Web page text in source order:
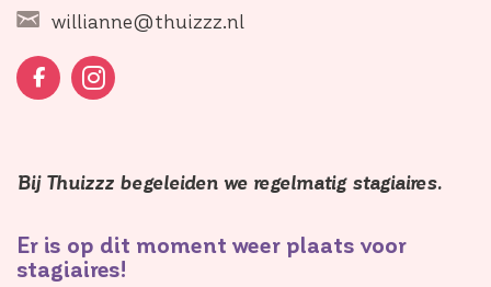
willianne@thuizzz.nl
Bij Thuizzz begeleiden we regelmatig stagiaires.
Er is op dit moment weer plaats voor
stagiaires!